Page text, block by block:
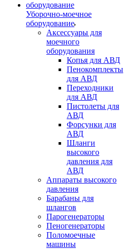
Уборочно-моечное
оборудование
Аксессуары для
моечного
оборудования
Копья для АВД
Пенокомплекты
для АВД
Переходники
для АВД
Пистолеты для
АВД
Форсунки для
АВД
Шланги
высокого
давления для
АВД
Аппараты высокого
давления
Барабаны для
шлангов
Парогенераторы
Пеногенераторы
Поломоечные
машины